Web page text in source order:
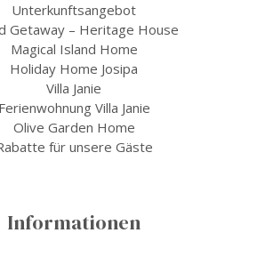
Unterkunftsangebot
Getaway – Heritage House
Magical Island Home
Holiday Home Josipa
Villa Janie
Ferienwohnung Villa Janie
Olive Garden Home
für unsere Gäste
Informationen